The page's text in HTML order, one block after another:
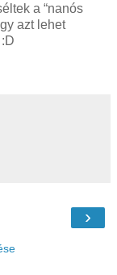
a “nanós
azt lehet
›